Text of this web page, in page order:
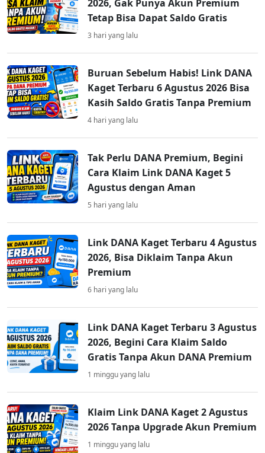
2026, Gak Punya Akun Premium
Tetap Bisa Dapat Saldo Gratis
3 hari yang lalu
Buruan Sebelum Habis! Link DANA
Kaget Terbaru 6 Agustus 2026 Bisa
Kasih Saldo Gratis Tanpa Premium
4 hari yang lalu
Tak Perlu DANA Premium, Begini
Cara Klaim Link DANA Kaget 5
Agustus dengan Aman
5 hari yang lalu
Link DANA Kaget Terbaru 4 Agustus
2026, Bisa Diklaim Tanpa Akun
Premium
6 hari yang lalu
Link DANA Kaget Terbaru 3 Agustus
2026, Begini Cara Klaim Saldo
Gratis Tanpa Akun DANA Premium
1 minggu yang lalu
Klaim Link DANA Kaget 2 Agustus
2026 Tanpa Upgrade Akun Premium
1 minggu yang lalu